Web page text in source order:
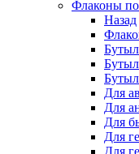
Флаконы
Назад
Для
Для
Для
Для
Для